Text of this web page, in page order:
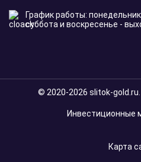
График работы:
суббота и воскресенье -
© 2020-2026 slitok-
Инвестиционные
Карта